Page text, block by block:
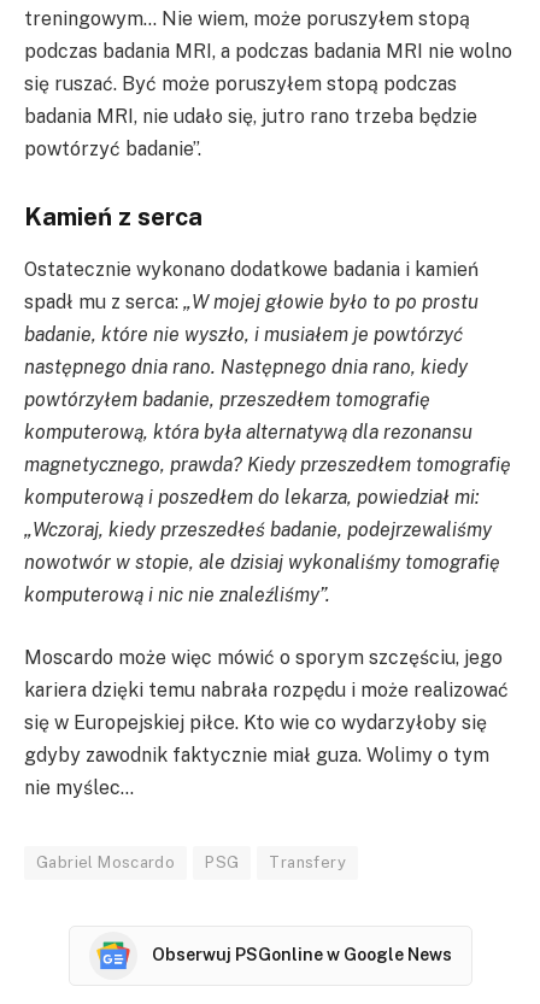
treningowym… Nie wiem, może poruszyłem stopą
podczas badania MRI, a podczas badania MRI nie wolno
się ruszać. Być może poruszyłem stopą podczas
badania MRI, nie udało się, jutro rano trzeba będzie
powtórzyć badanie”.
Kamień z serca
Ostatecznie wykonano dodatkowe badania i kamień
spadł mu z serca: „W mojej głowie było to po prostu
badanie, które nie wyszło, i musiałem je powtórzyć
następnego dnia rano. Następnego dnia rano, kiedy
powtórzyłem badanie, przeszedłem tomografię
komputerową, która była alternatywą dla rezonansu
magnetycznego, prawda? Kiedy przeszedłem tomografię
komputerową i poszedłem do lekarza, powiedział mi:
„Wczoraj, kiedy przeszedłeś badanie, podejrzewaliśmy
nowotwór w stopie, ale dzisiaj wykonaliśmy tomografię
komputerową i nic nie znaleźliśmy”.
Moscardo może więc mówić o sporym szczęściu, jego
kariera dzięki temu nabrała rozpędu i może realizować
się w Europejskiej piłce. Kto wie co wydarzyłoby się
gdyby zawodnik faktycznie miał guza. Wolimy o tym
nie myślec…
Gabriel Moscardo PSG Transfery
Obserwuj PSGonline w Google News